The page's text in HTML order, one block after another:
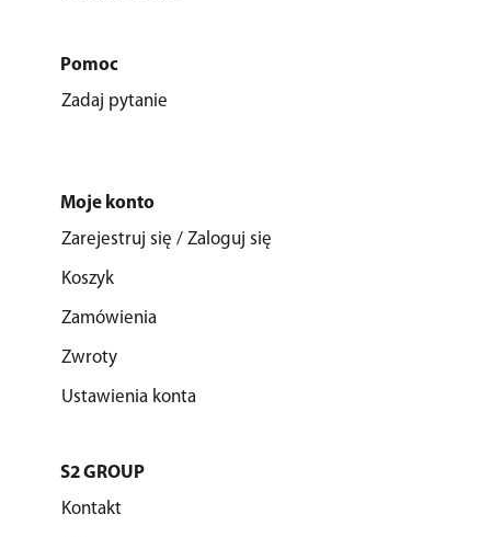
Pomoc
Zadaj pytanie
Moje konto
Zarejestruj się / Zaloguj się
Koszyk
Zamówienia
Zwroty
Ustawienia konta
S2 GROUP
Kontakt